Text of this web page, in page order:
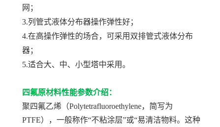
网；
3.列管式液体分布器操作弹性好；
4.在高操作弹性的场合，可采用双排管式液体分布
器；
5.适合大、中、小型塔中采用。
四氟原材料性能参数介绍：
聚四氟乙烯（Polytetrafluoroethylene，简写为
PTFE），一般称作“不粘涂层”或“易清洁物料。这种